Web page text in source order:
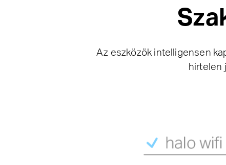
Az eszközök intelligensen
hirtelen